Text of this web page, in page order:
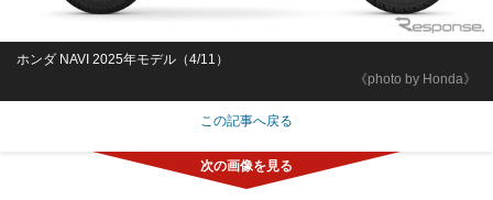
《photo by Honda》
ホンダ NAVI 2025年モデル（4/11）
この記事へ戻る